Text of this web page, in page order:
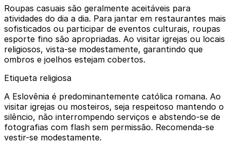
Roupas casuais são geralmente aceitáveis para
atividades do dia a dia. Para jantar em restaurantes mais
sofisticados ou participar de eventos culturais, roupas
esporte fino são apropriadas. Ao visitar igrejas ou locais
religiosos, vista-se modestamente, garantindo que
ombros e joelhos estejam cobertos.
Etiqueta religiosa
A Eslovênia é predominantemente católica romana. Ao
visitar igrejas ou mosteiros, seja respeitoso mantendo o
silêncio, não interrompendo serviços e abstendo-se de
fotografias com flash sem permissão. Recomenda-se
vestir-se modestamente.